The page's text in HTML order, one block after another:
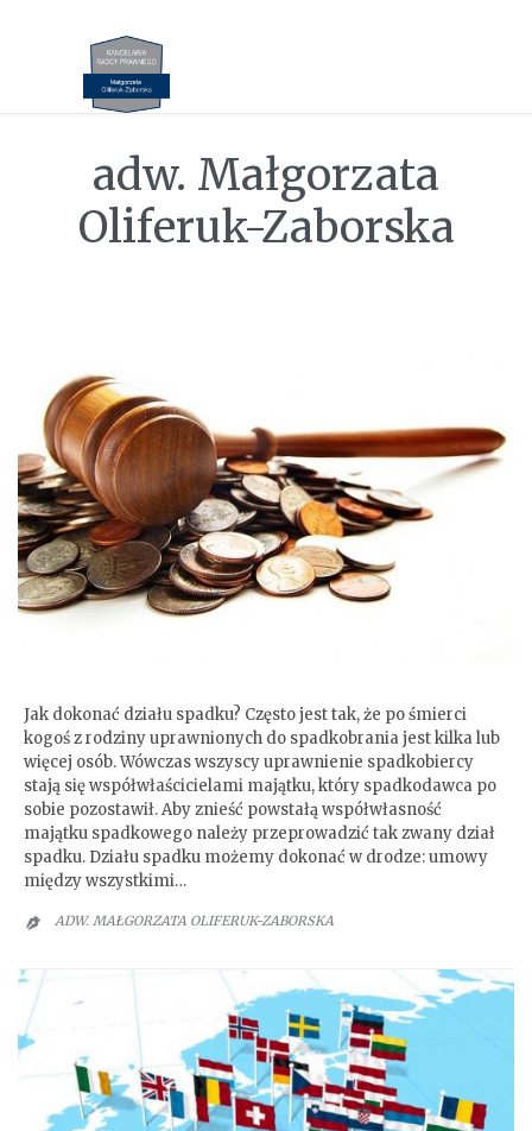
adw. Małgorzata
Oliferuk-Zaborska
Jak dokonać działu spadku? Często jest tak, że po śmierci
kogoś z rodziny uprawnionych do spadkobrania jest kilka lub
więcej osób. Wówczas wszyscy uprawnienie spadkobiercy
stają się współwłaścicielami majątku, który spadkodawca po
sobie pozostawił. Aby znieść powstałą współwłasność
majątku spadkowego należy przeprowadzić tak zwany dział
spadku. Działu spadku możemy dokonać w drodze: umowy
między wszystkimi…
 ADW. MAŁGORZATA OLIFERUK-ZABORSKA